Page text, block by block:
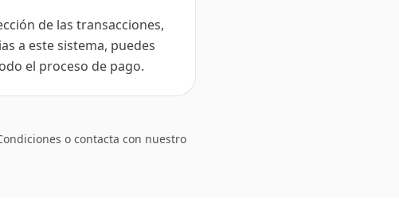
de las transacciones,
a este sistema, puedes
el proceso de pago.
o contacta con nuestro